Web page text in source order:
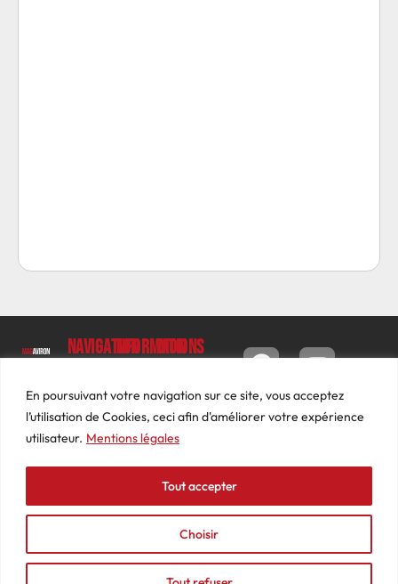
En poursuivant votre navigation sur ce site, vous acceptez
l’utilisation de Cookies, ceci afin d'améliorer votre expérience
utilisateur. Mentions légales
Choisir
Tout accepter
Luc
Barbier
69640
74
87
Navigation
Le
Magazine
Photos
Actualités
Podcasts
Informations
Conditions
générales
de ventes
Mentions
légales
Mon
Tableau
de bord
Commandes
Adresses
Détails
du
compte